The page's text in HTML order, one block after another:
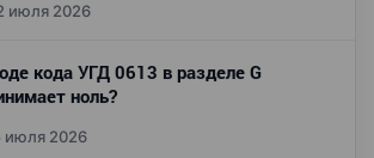
июля 2026
кода УГД 0613 в разделе G
ноль?
июля 2026